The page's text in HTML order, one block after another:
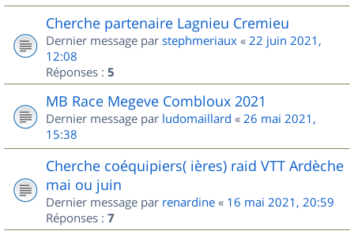
Cherche partenaire Lagnieu Cremieu
Dernier message par stephmeriaux « 22 juin 2021,
12:08
Réponses : 5
MB Race Megeve Combloux 2021
Dernier message par ludomaillard « 26 mai 2021,
15:38
Cherche coéquipiers( ières) raid VTT Ardèche
mai ou juin
Dernier message par renardine « 16 mai 2021, 20:59
Réponses : 7